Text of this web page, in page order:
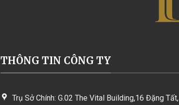
THÔNG TIN CÔNG TY
Trụ Sở Chính: G.02 The Vital Building,16 Đặng Tất,